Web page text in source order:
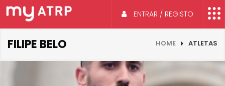
ENTRAR / REGISTO
FILIPE BELO HOME ATLETAS